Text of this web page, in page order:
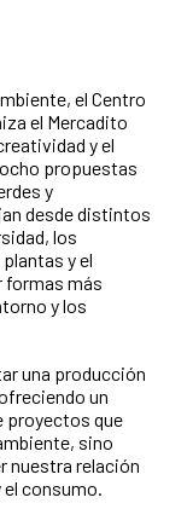
el Centro
el Mercadito
y el
propuestas
y
desde distintos
los
y el
formas más
y los
una producción
un
proyectos que
sino
nuestra relación
consumo.